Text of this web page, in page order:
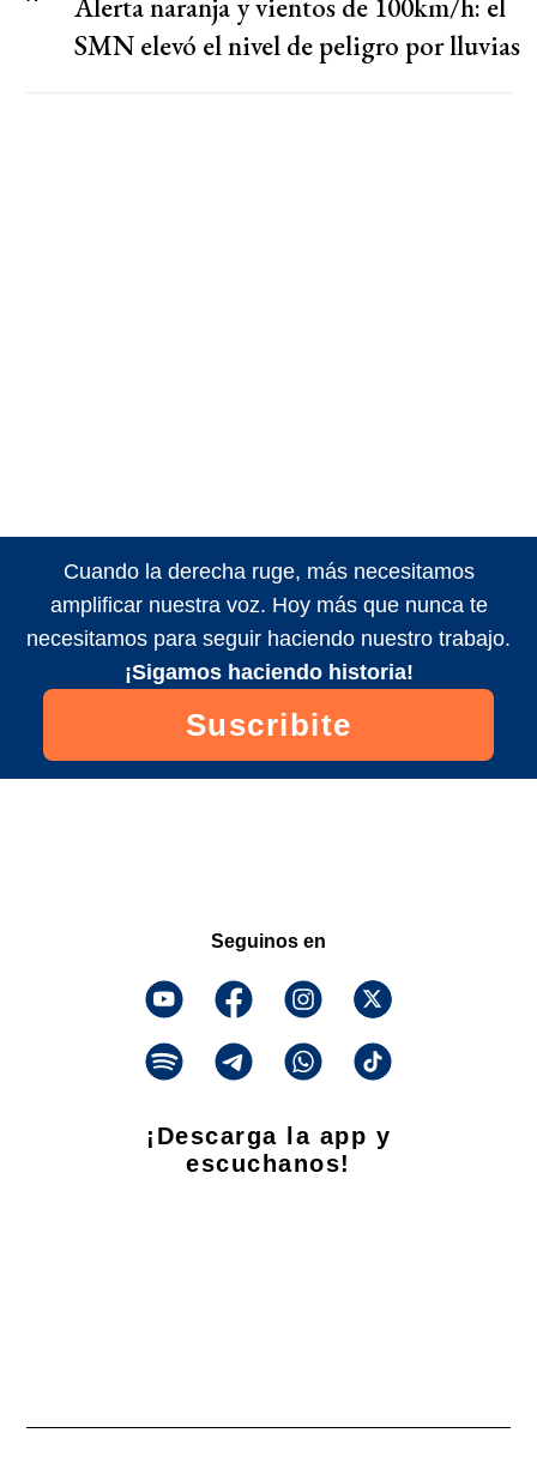
Alerta naranja y vientos de 100km/h: el
SMN elevó el nivel de peligro por lluvias
Cuando la derecha ruge, más necesitamos
amplificar nuestra voz. Hoy más que nunca te
necesitamos para seguir haciendo nuestro trabajo.
¡Sigamos haciendo historia!
Suscribite
Seguinos en
¡Descarga la app y
escuchanos!